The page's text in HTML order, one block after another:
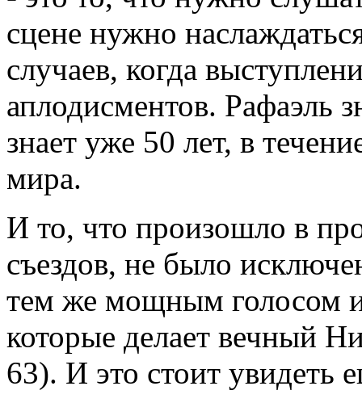
сцене нужно
случаев, когда
аплодисментов. Рафаэль
знает уже 50 лет, в
мира.
И то, что произошло в
съездов, не было
тем же мощным голосом
которые делает вечный
63). И это стоит увидеть